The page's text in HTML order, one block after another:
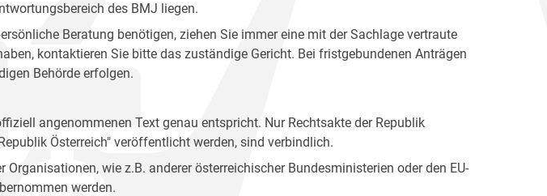
des BMJ liegen.
Beratung benötigen, ziehen Sie immer eine mit der Sachlage vertraute
kontaktieren Sie bitte das zuständige Gericht. Bei fristgebundenen Anträgen
Behörde erfolgen.
angenommenen Text genau entspricht. Nur Rechtsakte der Republik
Österreich" veröffentlicht werden, sind verbindlich.
wie z.B. anderer österreichischer Bundesministerien oder den EU-
werden.